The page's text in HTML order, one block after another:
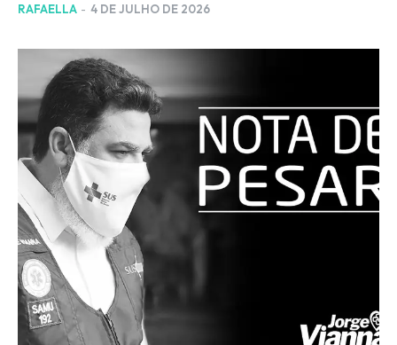
RAFAELLA - 4 DE JULHO DE 2026